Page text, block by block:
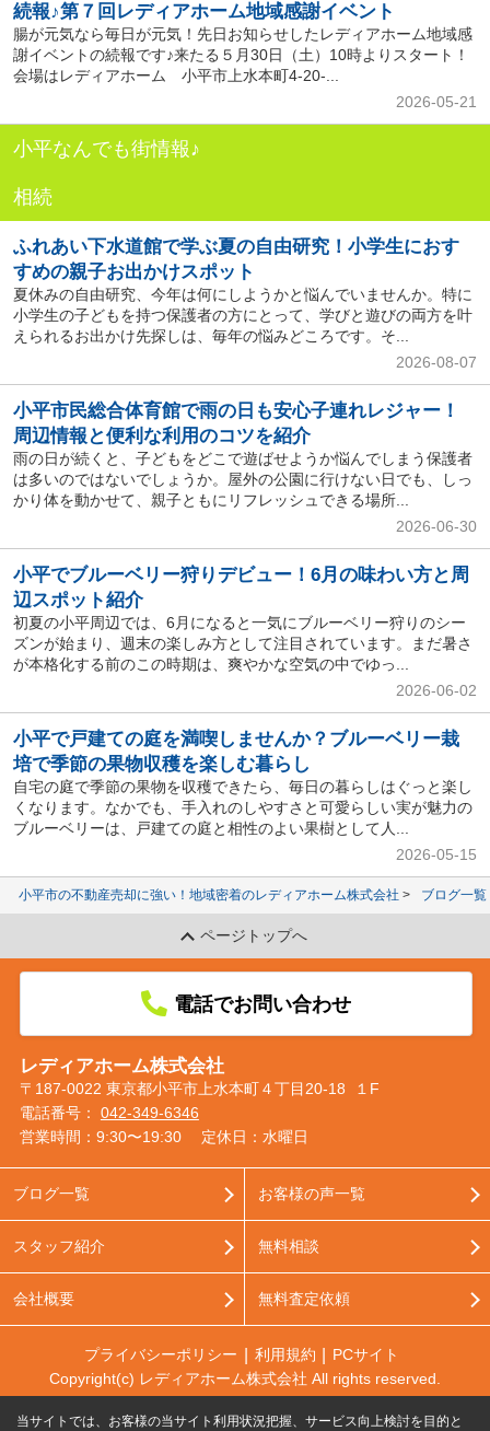
続報♪第７回レディアホーム地域感謝イベント
腸が元気なら毎日が元気！先日お知らせしたレディアホーム地域感
謝イベントの続報です♪来たる５月30日（土）10時よりスタート！
会場はレディアホーム 小平市上水本町4-20-...
2026-05-21
小平なんでも街情報♪
相続
ふれあい下水道館で学ぶ夏の自由研究！小学生におす
すめの親子お出かけスポット
夏休みの自由研究、今年は何にしようかと悩んでいませんか。特に
小学生の子どもを持つ保護者の方にとって、学びと遊びの両方を叶
えられるお出かけ先探しは、毎年の悩みどころです。そ...
2026-08-07
小平市民総合体育館で雨の日も安心子連れレジャー！
周辺情報と便利な利用のコツを紹介
雨の日が続くと、子どもをどこで遊ばせようか悩んでしまう保護者
は多いのではないでしょうか。屋外の公園に行けない日でも、しっ
かり体を動かせて、親子ともにリフレッシュできる場所...
2026-06-30
小平でブルーベリー狩りデビュー！6月の味わい方と周
辺スポット紹介
初夏の小平周辺では、6月になると一気にブルーベリー狩りのシー
ズンが始まり、週末の楽しみ方として注目されています。まだ暑さ
が本格化する前のこの時期は、爽やかな空気の中でゆっ...
2026-06-02
小平で戸建ての庭を満喫しませんか？ブルーベリー栽
培で季節の果物収穫を楽しむ暮らし
自宅の庭で季節の果物を収穫できたら、毎日の暮らしはぐっと楽し
くなります。なかでも、手入れのしやすさと可愛らしい実が魅力の
ブルーベリーは、戸建ての庭と相性のよい果樹として人...
2026-05-15
小平市の不動産売却に強い！地域密着のレディアホーム株式会社 ブログ一覧
ページトップへ
電話でお問い合わせ
レディアホーム株式会社
〒187-0022 東京都小平市上水本町４丁目20-18 １F
電話番号： 042-349-6346
営業時間：9:30〜19:30
定休日：水曜日
ブログ一覧
スタッフ紹介
会社概要
お客様の声一覧
無料相談
無料査定依頼
プライバシーポリシー 利用規約
PCサイト
Copyright(c) レディアホーム株式会社 All rights reserved.
当サイトでは、お客様の当サイト利用状況把握、サービス向上検討を目的と